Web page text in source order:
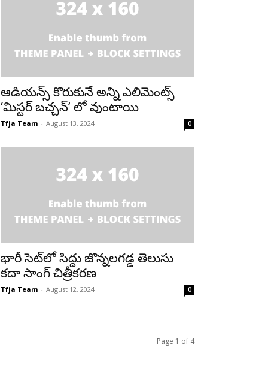
ఆడియన్స్ కొరుకునే అన్ని ఎలిమెంట్స్
‘మిస్టర్ బచ్చన్’ లో వుంటాయి
Tfja Team - August 13, 2024 0
భారీ సెట్‌లో సిద్దు జొన్నలగడ్డ తెలుసు
కదా సాంగ్ చిత్రీకరణ
Tfja Team - August 12, 2024 0
Page 1 of 4